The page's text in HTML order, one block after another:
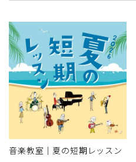
音楽教室｜夏の短期レッスン